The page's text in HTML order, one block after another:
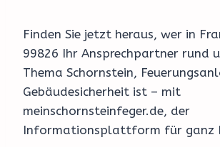
Finden Sie jetzt heraus, wer in
99826 Ihr Ansprechpartner rund
Thema Schornstein,
Gebäudesicherheit ist – mit
meinschornsteinfeger.de, der
Informationsplattform für ganz